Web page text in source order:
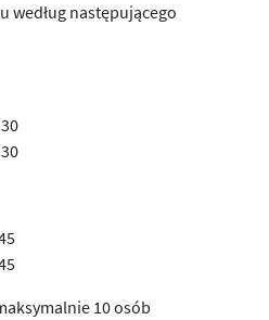
według następującego
10 osób